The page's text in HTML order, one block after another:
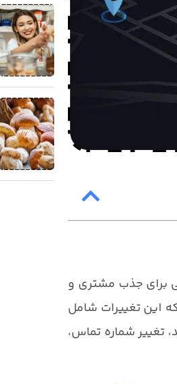
برای جذب مشتری و
این تغییرات شامل
تغییر شماره تماس،